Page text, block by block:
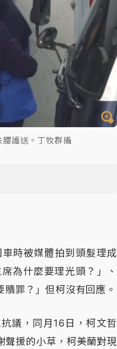
護送。丁牧群攝
時被媒體拍到頭髮理成
為什麼要理光頭？」、
贖罪？」但柯沒有回應。
議，同月16日，柯文哲
聲援的小草，柯美蘭對現